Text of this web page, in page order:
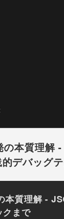
の本質理解
デバッグ
本質理解 -
クまで